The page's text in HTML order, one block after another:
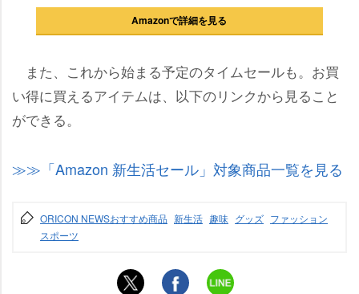
Amazonで詳細を見る
また、これから始まる予定のタイムセールも。お買
い得に買えるアイテムは、以下のリンクから見ること
ができる。
「Amazon 新生活セール」対象商品一覧を見る
ORICON NEWSおすすめ商品 新生活 趣味 グッズ ファッション
スポーツ